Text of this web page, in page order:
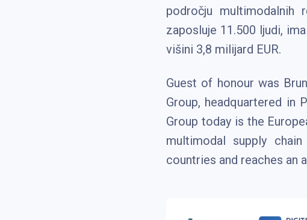
področju multimodalnih
zaposluje 11.500 ljudi,
višini 3,8 milijard EUR.
Guest of honour was
Group, headquartered in
Group today is the
multimodal supply
countries and reaches an